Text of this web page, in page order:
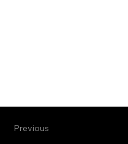
Previous